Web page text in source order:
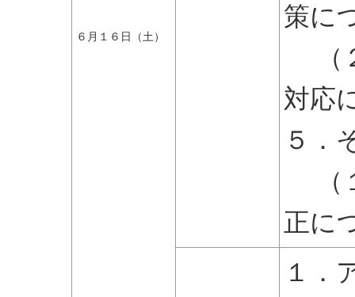
６月１６日（土）
策に
（
対応
５．
（
正に
１．